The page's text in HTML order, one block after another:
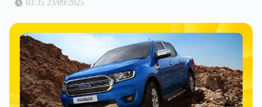
03:35 23/09/2025